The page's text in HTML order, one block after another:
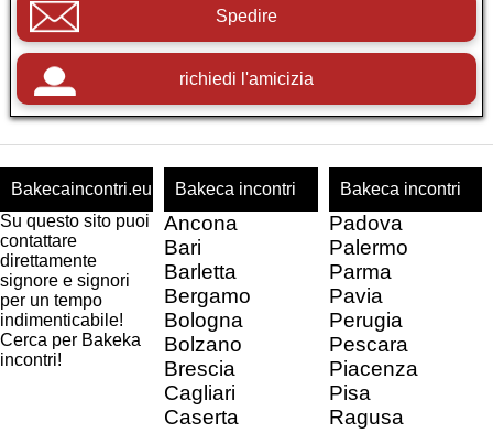
Spedire
richiedi l'amicizia
Bakecaincontri.eu
Su questo sito puoi
contattare
direttamente
signore e signori
per un tempo
indimenticabile!
Cerca per Bakeka
incontri!
Bakeca incontri
Ancona
Bari
Barletta
Bergamo
Bologna
Bolzano
Brescia
Cagliari
Caserta
Bakeca incontri
Padova
Palermo
Parma
Pavia
Perugia
Pescara
Piacenza
Pisa
Ragusa